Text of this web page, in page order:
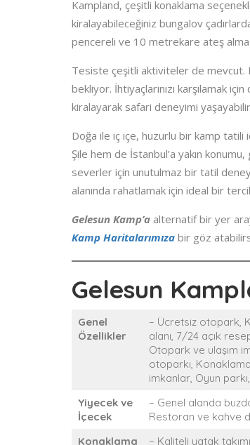
Kampland, çeşitli konaklama
kiralayabileceğiniz bungalov
pencereli ve 10 metrekare ateş
Tesiste çeşitli aktiviteler de mevcut.
bekliyor. İhtiyaçlarınızı karşılamak
kiralayarak safari deneyimi
Doğa ile iç içe, huzurlu bir kamp tatili
Şile hem de İstanbul’a yakın
severler için unutulmaz bir tatil
alanında rahatlamak için ideal bir
Gelesun Kamp’a alternatif bir yer
Kamp Haritalarımıza bir göz
Gelesun
Genel
Özellikler
– Ücretsiz otopark,
alanı, 7/24 açık
Otopark ve ulaşım
otoparkı,
imkanlar, Oyun
Yiyecek ve
İçecek
– Genel alanda
Restoran ve kahve
Konaklama
– Kaliteli yatak